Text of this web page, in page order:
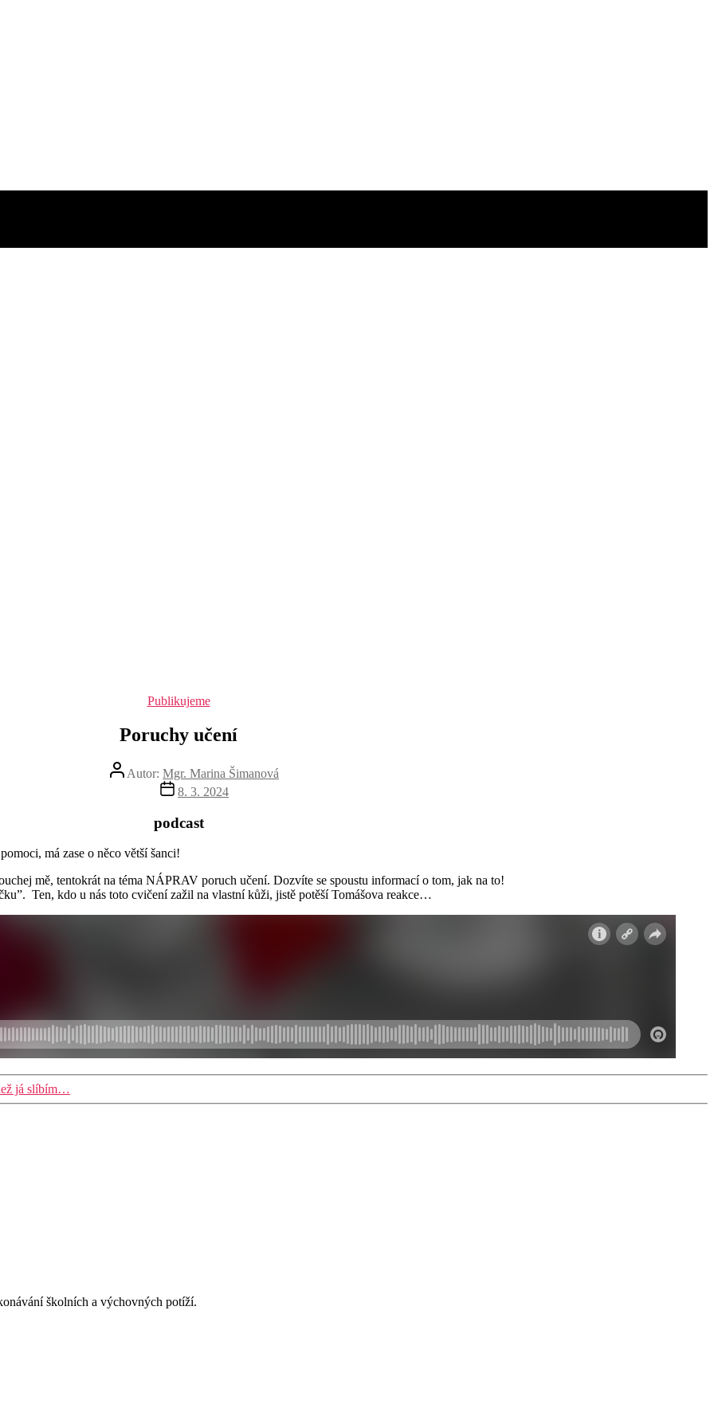
Rubriky
Publikujeme
Poruchy učení
Autor
příspěvku
Autor: Mgr. Marina Šimanová
Datum
příspěvku
8. 3. 2024
podcast
má zase o něco větší šanci!
mě, tentokrát na téma NÁPRAV poruch učení. Dozvíte se spoustu informací o tom, jak na to!
Ten, kdo u nás toto cvičení zažil na vlastní kůži, jistě potěší Tomášova reakce…
já slíbím…
školních a výchovných potíží.